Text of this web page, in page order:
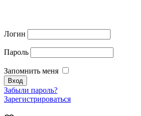
Логин
Пароль
Запомнить меня
Забыли пароль?
Зарегистрироваться